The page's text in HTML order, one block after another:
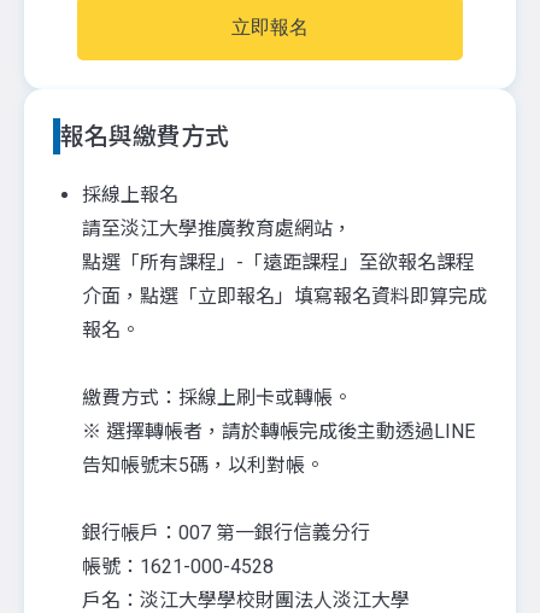
立即報名
報名與繳費方式
採線上報名
請至淡江大學推廣教育處網站，
點選「所有課程」-「遠距課程」至欲報名課程
介面，點選「立即報名」填寫報名資料即算完成
報名。
繳費方式：採線上刷卡或轉帳。
※ 選擇轉帳者，請於轉帳完成後主動透過LINE
告知帳號末5碼，以利對帳。
銀行帳戶：007 第一銀行信義分行
帳號：1621-000-4528
戶名：淡江大學學校財團法人淡江大學